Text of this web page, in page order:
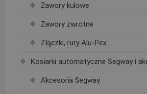
Zawory kulowe
Zawory zwrotne
Złączki, rury Alu-Pex
Kosiarki automatyczne Segway i
Akcesoria Segway